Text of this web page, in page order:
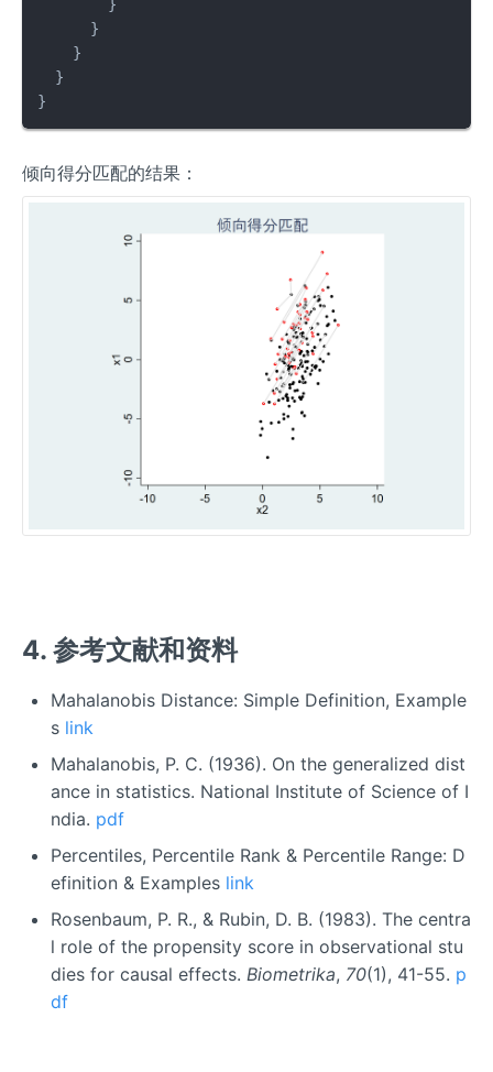
        }
      }
    }
  }
}
倾向得分匹配的结果：
4. 参考文献和资料
Mahalanobis Distance: Simple Definition, Example
s link
Mahalanobis, P. C. (1936). On the generalized dist
ance in statistics. National Institute of Science of I
ndia. pdf
Percentiles, Percentile Rank & Percentile Range: D
efinition & Examples link
Rosenbaum, P. R., & Rubin, D. B. (1983). The centra
l role of the propensity score in observational stu
dies for causal effects. Biometrika, 70(1), 41-55. p
df